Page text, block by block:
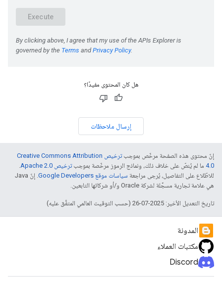
هل كان المحتوى مفيدًا؟
إرسال ملاحظات
إنّ محتوى هذه الصفحة مرخّص بموجب
ترخيص Creative Commons Attribution
4.0‏ ما لم يُنصّ على خلاف ذلك، ونماذج الرموز مرخّصة بموجبترخيص Apache 2.0‏
.
للاطّلاع على التفاصيل، يُرجى مراجعة سياسات موقع Google Developers‏
. إنّ Java
هي علامة تجارية مسجَّلة لشركة Oracle و/أو شركائها التابعين.
تاريخ التعديل الأخير: 2025-07-26 (حسب التوقيت العالمي المتفَّق عليه)
المدونة
مكتبات العملاء
Discord